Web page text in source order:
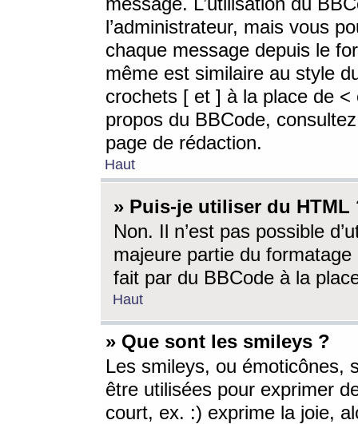
l’administrateur, mais vous
chaque message depuis le
même est similaire au style
crochets [ et ] à la place de <
propos du BBCode,
page de rédaction.
Haut
» Puis-je utiliser du HTML
Non. Il n’est pas possible
majeure partie du
fait par du BBCode à la
Haut
» Que sont les smileys ?
Les smileys, ou émoticônes,
être utilisées pour exprimer
court, ex. :) exprime la joie,